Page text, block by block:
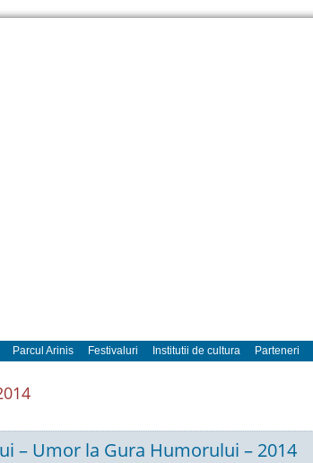
Parcul Arinis Festivaluri Institutii de cultura Parteneri
– Umor la Gura Humorului – 2014